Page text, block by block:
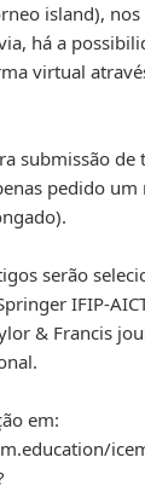
island),
há a
virtual
submissão de
pedido
serão
IFIP-
& Francis
em: